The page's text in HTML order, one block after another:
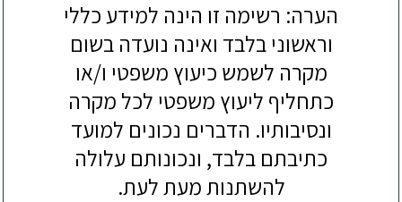
הערה: רשימה זו הינה למידע כללי
וראשוני בלבד ואינה נועדה בשום
מקרה לשמש כיעוץ משפטי ו/או
כתחליף ליעוץ משפטי לכל מקרה
ונסיבותיו. הדברים נכונים למועד
כתיבתם בלבד, ונכונותם עלולה
להשתנות מעת לעת.